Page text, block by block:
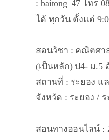
: baitong_47 โทร
ได้ ทุกวัน ตั้งแต่
สอนวิชา : คณิตศา
(เป็นหลัก) ป4- ม.5
สถานที่ : ระยอง แ
จังหวัด : ระยอง /
สอนทางออนไลน์ :